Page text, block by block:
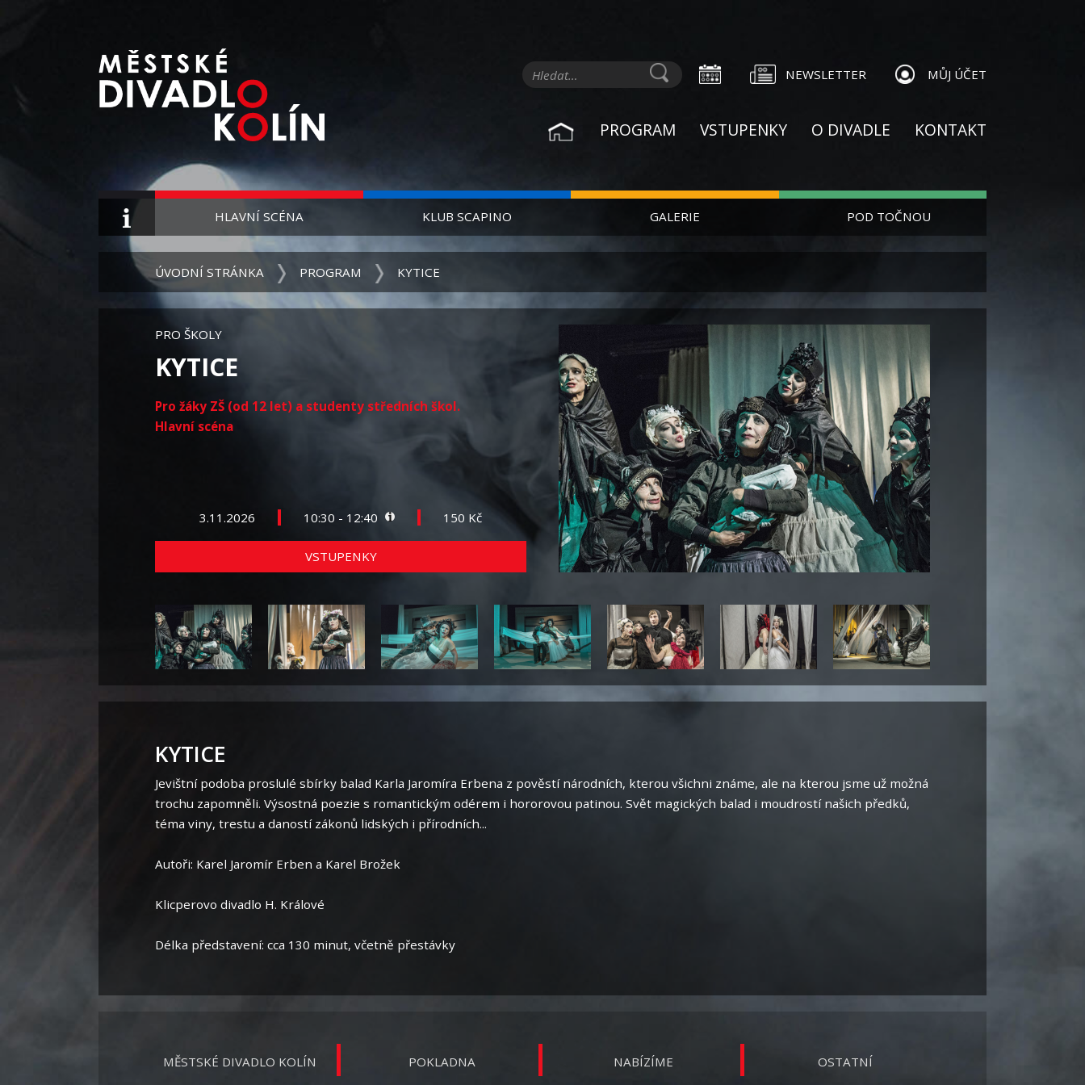
NEWSLETTER MŮJ ÚČET
PROGRAM VSTUPENKY O DIVADLE KONTAKT
HLAVNÍ SCÉNA KLUB SCAPINO GALERIE POD TOČNOU
ÚVODNÍ STRÁNKA PROGRAM KYTICE
PRO ŠKOLY
KYTICE
Pro žáky ZŠ (od 12 let) a studenty středních škol.
Hlavní scéna
3.11.2026 10:30 - 12:40 150 Kč
VSTUPENKY
KYTICE
Jevištní podoba proslulé sbírky balad Karla Jaromíra Erbena z pověstí národních, kterou všichni známe, ale na kterou jsme už možná
trochu zapomněli. Výsostná poezie s romantickým odérem i hororovou patinou. Svět magických balad i moudrostí našich předků,
téma viny, trestu a daností zákonů lidských i přírodních...
Autoři: Karel Jaromír Erben a Karel Brožek
Klicperovo divadlo H. Králové
Délka představení: cca 130 minut, včetně přestávky
MĚSTSKÉ DIVADLO KOLÍN
POKLADNA
NABÍZÍME
OSTATNÍ